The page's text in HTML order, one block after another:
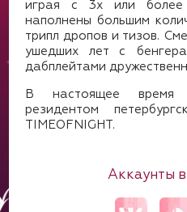
играя с 3х или более
наполнены большим
трипл дропов и тизов.
ушедших лет с
дабплейтами
В настоящее время
резидентом
TIMEOFNIGHT.
Аккаунты